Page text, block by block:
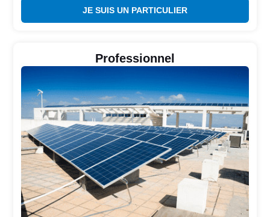
JE SUIS UN PARTICULIER
Professionnel